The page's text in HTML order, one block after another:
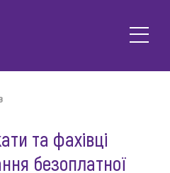
та фахівці
безоплатної